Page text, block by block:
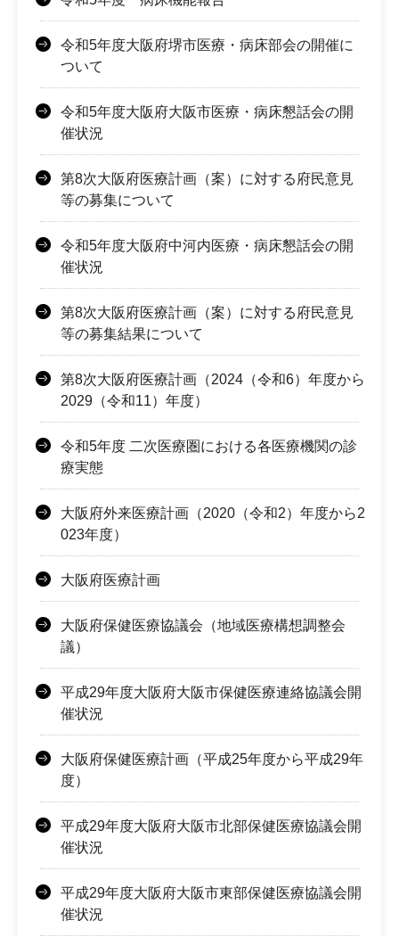
令和5年度大阪府堺市医療・病床部会の開催に
ついて
令和5年度大阪府大阪市医療・病床懇話会の開
催状況
第8次大阪府医療計画（案）に対する府民意見
等の募集について
令和5年度大阪府中河内医療・病床懇話会の開
催状況
第8次大阪府医療計画（案）に対する府民意見
等の募集結果について
第8次大阪府医療計画（2024（令和6）年度から
2029（令和11）年度）
令和5年度 二次医療圏における各医療機関の診
療実態
大阪府外来医療計画（2020（令和2）年度から2
023年度）
大阪府医療計画
大阪府保健医療協議会（地域医療構想調整会
議）
平成29年度大阪府大阪市保健医療連絡協議会開
催状況
大阪府保健医療計画（平成25年度から平成29年
度）
平成29年度大阪府大阪市北部保健医療協議会開
催状況
平成29年度大阪府大阪市東部保健医療協議会開
催状況